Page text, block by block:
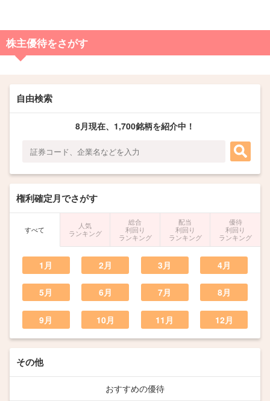
株主優待をさがす
自由検索
8月現在、 1,700銘柄を紹介中！
権利確定月でさがす
すべて
人気
ランキング
総合
利回り
ランキング
配当
利回り
ランキング
優待
利回り
ランキング
1月 2月 3月 4月
5月 6月 7月 8月
9月 10月 11月 12月
その他
おすすめの優待